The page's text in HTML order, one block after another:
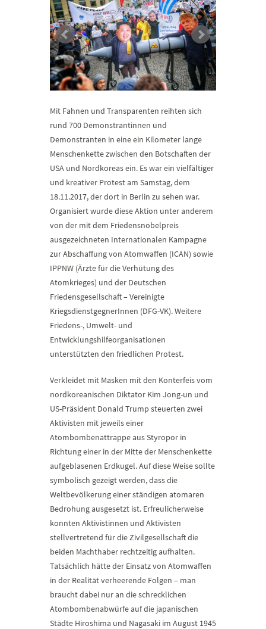
Mit Fahnen und Transparenten reihten sich
rund 700 Demonstrantinnen und
Demonstranten in eine ein Kilometer lange
Menschenkette zwischen den Botschaften der
USA und Nordkoreas ein. Es war ein vielfältiger
und kreativer Protest am Samstag, dem
18.11.2017, der dort in Berlin zu sehen war.
Organisiert wurde diese Aktion unter anderem
von der mit dem Friedensnobelpreis
ausgezeichneten Internationalen Kampagne
zur Abschaffung von Atomwaffen (ICAN) sowie
IPPNW (Ärzte für die Verhütung des
Atomkrieges) und der Deutschen
Friedensgesellschaft – Vereinigte
KriegsdienstgegnerInnen (DFG-VK). Weitere
Friedens-, Umwelt- und
Entwicklungshilfeorganisationen
unterstützten den friedlichen Protest.
Verkleidet mit Masken mit den Konterfeis vom
nordkoreanischen Diktator Kim Jong-un und
US-Präsident Donald Trump steuerten zwei
Aktivisten mit jeweils einer
Atombombenattrappe aus Styropor in
Richtung einer in der Mitte der Menschenkette
aufgeblasenen Erdkugel. Auf diese Weise sollte
symbolisch gezeigt werden, dass die
Weltbevölkerung einer ständigen atomaren
Bedrohung ausgesetzt ist. Erfreulicherweise
konnten Aktivistinnen und Aktivisten
stellvertretend für die Zivilgesellschaft die
beiden Machthaber rechtzeitig aufhalten.
Tatsächlich hätte der Einsatz von Atomwaffen
in der Realität verheerende Folgen – man
braucht dabei nur an die schrecklichen
Atombombenabwürfe auf die japanischen
Städte Hiroshima und Nagasaki im August 1945